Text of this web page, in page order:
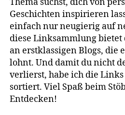
Thema suchst, dich von
Geschichten inspirieren
einfach nur neugierig auf
diese Linksammlung
an erstklassigen Blogs, die
lohnt. Und damit du nicht
verlierst, habe ich die
sortiert. Viel Spaß beim
Entdecken!